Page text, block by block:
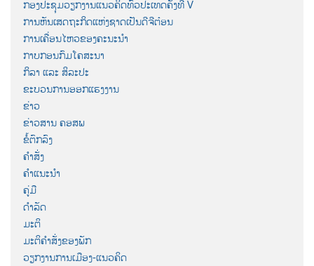
ກອງປະຊຸມວຽກງານແນວຄິດທົ່ວປະເທດຄັ້ງທີ V
ການຫັນເສດຖະກິດແຫ່ງຊາດເປັນດີຈີຕ໋ອນ
ການເຄື່ອນໄຫວຂອງຄະນະນຳ
ກາບກອນກົມໂຄສະນາ
ກິລາ ແລະ ສິລະປະ
ຂະບວນການອອກແຮງງານ
ຂ່າວ
ຂ່າວສານ ຄອສພ
ຂໍ້ຕົກລົງ
ຄຳສັ່ງ
ຄຳແນະນຳ
ຄູ່ມື
ດຳລັດ
ມະຕິ
ມະຕິຄຳສັ່ງຂອງພັກ
ວຽກງານການເມືອງ-ແນວຄິດ